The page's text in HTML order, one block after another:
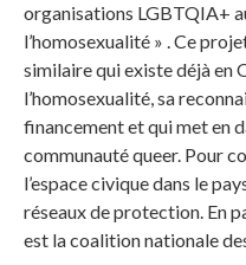
organisations LGBTQIA+
l’homosexualité » . Ce
similaire qui existe déjà en
l’homosexualité, sa
financement et qui met en
communauté queer. Pour
l’espace civique dans le
réseaux de protection. En
est la coalition nationale